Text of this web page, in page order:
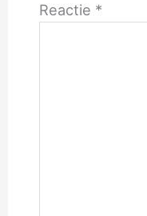
Reactie *